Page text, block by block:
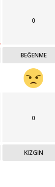
0
BEĞENME
0
KIZGIN